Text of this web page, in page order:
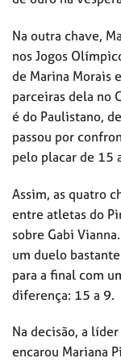
Na outra chave,
nos Jogos
de Marina Morais
parceiras dela no
é do Paulistano,
passou por
pelo placar de 15
Assim, as quatro
entre atletas do
sobre Gabi
um duelo
para a final com
diferença: 15 a 9.
Na decisão, a
encarou Mariana